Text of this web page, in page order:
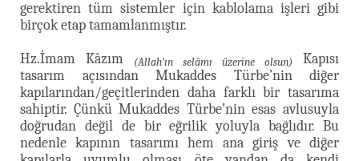
gerektiren tüm sistemler için kablolama işleri gibi
birçok etap tamamlanmıştır.
Hz.İmam Kâzım
(Allah’ın selâmı üzerine olsun)
Kapısı
tasarım açısından Mukaddes Türbe’nin diğer
kapılarından/geçitlerinden daha farklı bir tasarıma
sahiptir. Çünkü Mukaddes Türbe’nin esas avlusuyla
doğrudan değil de bir eğrilik yoluyla bağlıdır. Bu
nedenle kapının tasarımı hem ana giriş ve diğer